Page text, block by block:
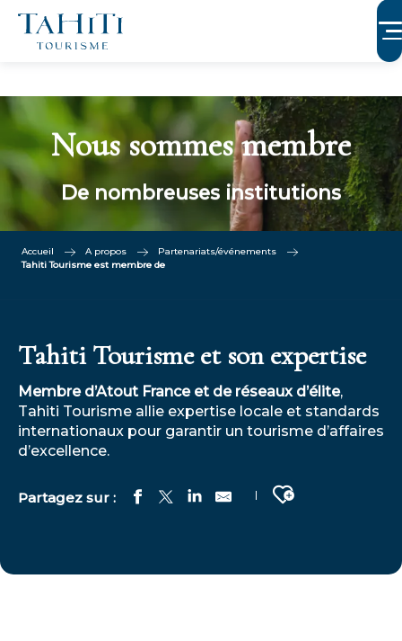
Aller
contenu
Nous sommes membre
De nombreuses institutions
Accueil A propos
Partenariats/événements
Tahiti Tourisme est membre de
Tahiti Tourisme et son expertise
Membre d’Atout France et de réseaux d’élite,
Tahiti Tourisme allie expertise locale et standards
internationaux pour garantir un tourisme d’affaires
d’excellence.
Ajouter aux